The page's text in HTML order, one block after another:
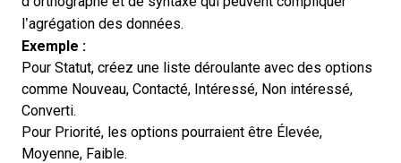
l’agrégation des données.
Exemple :
Pour Statut, créez une liste déroulante avec des options
comme Nouveau, Contacté, Intéressé, Non intéressé,
Converti.
Pour Priorité, les options pourraient être Élevée,
Moyenne, Faible.